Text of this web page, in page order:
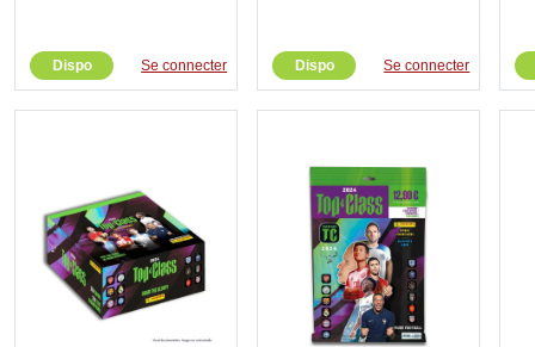
Dispo Se connecter Dispo Se connecter